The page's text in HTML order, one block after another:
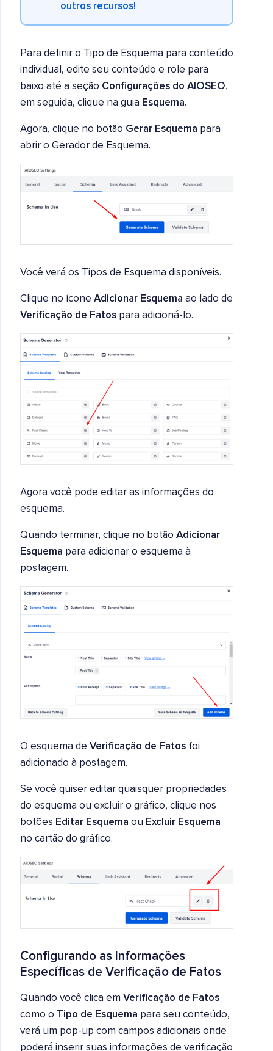
outros recursos!
Para definir o Tipo de Esquema para conteúdo
individual, edite seu conteúdo e role para
baixo até a seção Configurações do AIOSEO,
em seguida, clique na guia Esquema.
Agora, clique no botão Gerar Esquema para
abrir o Gerador de Esquema.
Você verá os Tipos de Esquema disponíveis.
Clique no ícone Adicionar Esquema ao lado de
Verificação de Fatos para adicioná-lo.
Agora você pode editar as informações do
esquema.
Quando terminar, clique no botão Adicionar
Esquema para adicionar o esquema à
postagem.
O esquema de Verificação de Fatos foi
adicionado à postagem.
Se você quiser editar quaisquer propriedades
do esquema ou excluir o gráfico, clique nos
botões Editar Esquema ou Excluir Esquema
no cartão do gráfico.
Configurando as Informações
Específicas de Verificação de Fatos
Quando você clica em Verificação de Fatos
como o Tipo de Esquema para seu conteúdo,
verá um pop-up com campos adicionais onde
poderá inserir suas informações de verificação